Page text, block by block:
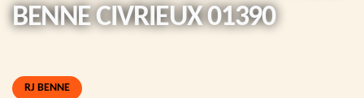
BENNE CIVRIEUX 01390
RJ BENNE